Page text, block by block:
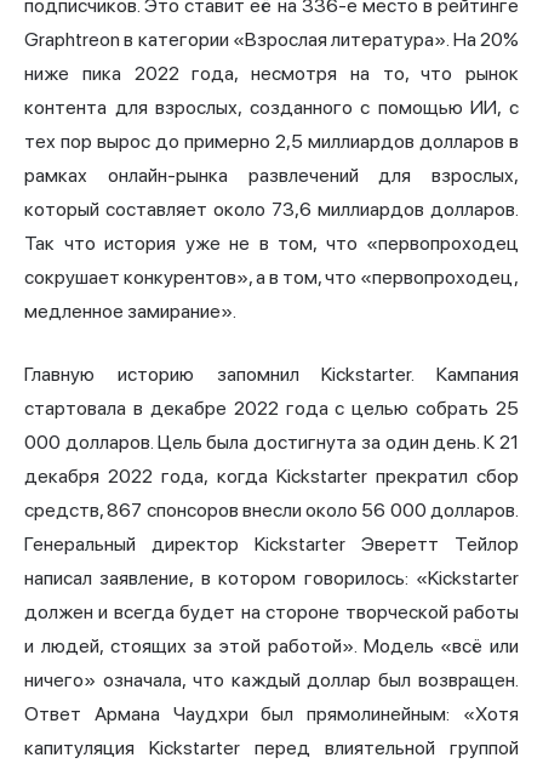
подписчиков. Это ставит её на 336-е место в рейтинге
Graphtreon в категории «Взрослая литература». На 20%
ниже пика 2022 года, несмотря на то, что рынок
контента для взрослых, созданного с помощью ИИ, с
тех пор вырос до примерно 2,5 миллиардов долларов в
рамках онлайн-рынка развлечений для взрослых,
который составляет около 73,6 миллиардов долларов.
Так что история уже не в том, что «первопроходец
сокрушает конкурентов», а в том, что «первопроходец,
медленное замирание».
Главную историю запомнил Kickstarter. Кампания
стартовала в декабре 2022 года с целью собрать 25
000 долларов. Цель была достигнута за один день. К 21
декабря 2022 года, когда Kickstarter прекратил сбор
средств, 867 спонсоров внесли около 56 000 долларов.
Генеральный директор Kickstarter Эверетт Тейлор
написал заявление, в котором говорилось: «Kickstarter
должен и всегда будет на стороне творческой работы
и людей, стоящих за этой работой». Модель «всё или
ничего» означала, что каждый доллар был возвращен.
Ответ Армана Чаудхри был прямолинейным: «Хотя
капитуляция Kickstarter перед влиятельной группой